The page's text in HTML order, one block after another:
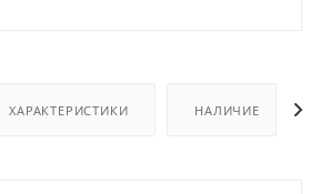
ХАРАКТЕРИСТИКИ НАЛИЧИЕ